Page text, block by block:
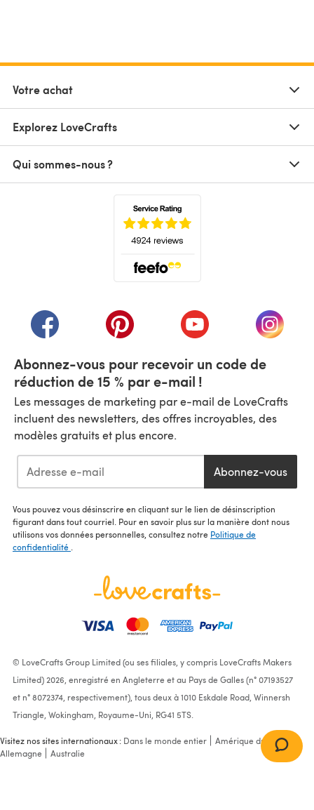
Votre achat
Explorez LoveCrafts
Qui sommes-nous ?
(s'ouvre dans un nouvel onglet)
(s'ouvre dans un nouvel onglet)
(s'ouvre dans un(s'ouvre
Abonnez-vous pour recevoir un code de
réduction de 15 % par e-mail !
Les messages de marketing par e-mail de LoveCrafts
incluent des newsletters, des offres incroyables, des
modèles gratuits et plus encore.
Abonnez-vous
Vous pouvez vous désinscrire en cliquant sur le lien de désinscription
figurant dans tout courriel. Pour en savoir plus sur la manière dont nous
utilisons vos données personnelles, consultez notre Politique de
confidentialité
© LoveCrafts Group Limited (ou ses filiales, y compris LoveCrafts Makers
Limited) 2026, enregistré en Angleterre et au Pays de Galles (n° 07193527
et n° 8072374, respectivement), tous deux à 1010 Eskdale Road, Winnersh
Triangle, Wokingham, Royaume-Uni, RG41 5TS.
Visitez nos sites internationaux : Dans le monde entier
Amérique du Nord
Allemagne
Australie